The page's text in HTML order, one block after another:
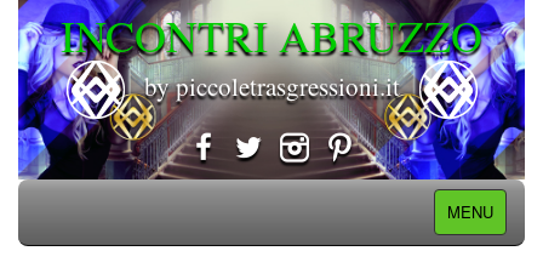
INCONTRI ABRUZZO
by piccoletrasgressioni.it
MENU